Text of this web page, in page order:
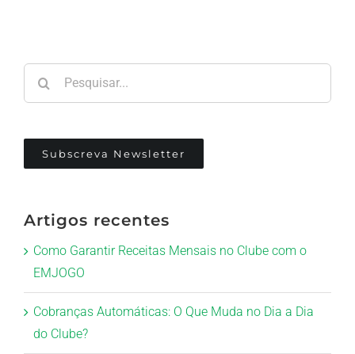
Subscreva Newsletter
Artigos recentes
Como Garantir Receitas Mensais no Clube com o
EMJOGO
Cobranças Automáticas: O Que Muda no Dia a Dia
do Clube?